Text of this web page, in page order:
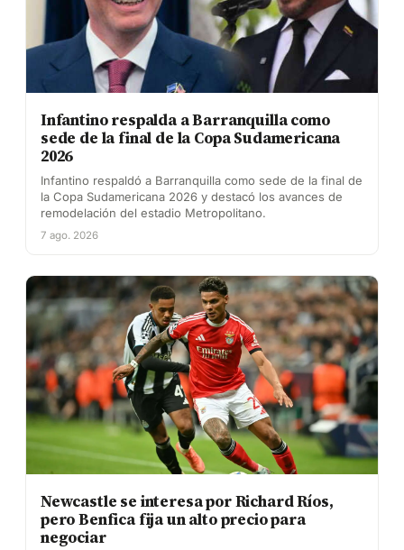
Infantino respalda a Barranquilla como
sede de la final de la Copa Sudamericana
2026
Infantino respaldó a Barranquilla como sede de la final de
la Copa Sudamericana 2026 y destacó los avances de
remodelación del estadio Metropolitano.
7 ago. 2026
Newcastle se interesa por Richard Ríos,
pero Benfica fija un alto precio para
negociar